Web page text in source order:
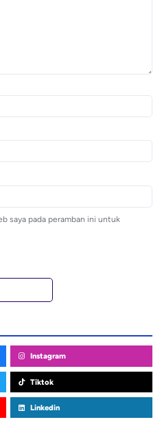
saya pada peramban ini untuk
Instagram
Tiktok
Linkedin